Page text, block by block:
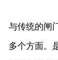
与传统的闸
多个方面。